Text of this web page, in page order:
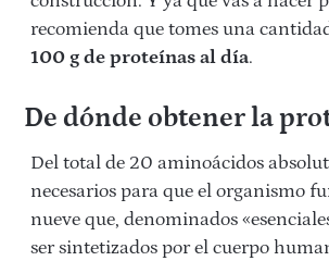
recomienda que tomes una
100 g de proteínas al día.
De dónde obtener la
Del total de 20 aminoácidos
necesarios para que el organismo
nueve que, denominados
ser sintetizados por el cuerpo